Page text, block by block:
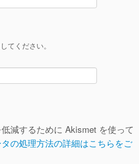
てください。
減するために Akismet を使って
の処理方法の詳細はこちらをご